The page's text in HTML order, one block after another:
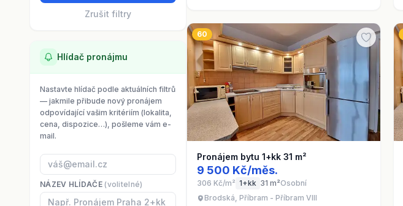
Zrušit filtry
Hlídač pronájmu
Nastavte hlídač podle aktuálních filtrů
— jakmile přibude nový pronájem
odpovídající vašim kritériím (lokalita,
cena, dispozice…), pošleme vám e-
mail.
NÁZEV HLÍDAČE (volitelné)
60
Pronájem bytu 1+kk 31 m²
9 500 Kč/měs.
306 Kč/m² 1+kk 31 m²Osobní
Brodská, Příbram - Příbram VIII